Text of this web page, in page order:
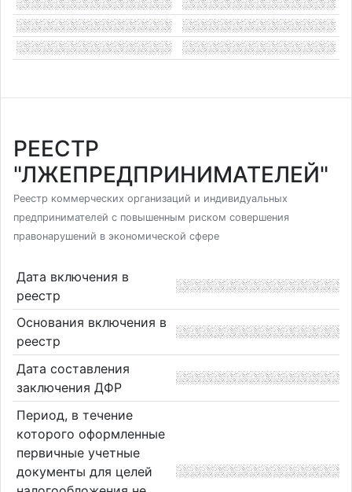
РЕЕСТР
"ЛЖЕПРЕДПРИНИМАТЕЛЕЙ"
Реестр коммерческих организаций и индивидуальных
предпринимателей с повышенным риском совершения
правонарушений в экономической сфере
Дата включения в
реестр
Основания включения в
реестр
Дата составления
заключения ДФР
Период, в течение
которого оформленные
первичные учетные
документы для целей